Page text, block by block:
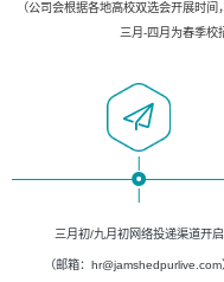
（公司会根据各地高校双选会开展时
三月-四月为春季校
三月初/九月初网络投递渠道开启
（邮箱：hr@jamshedpurlive.com